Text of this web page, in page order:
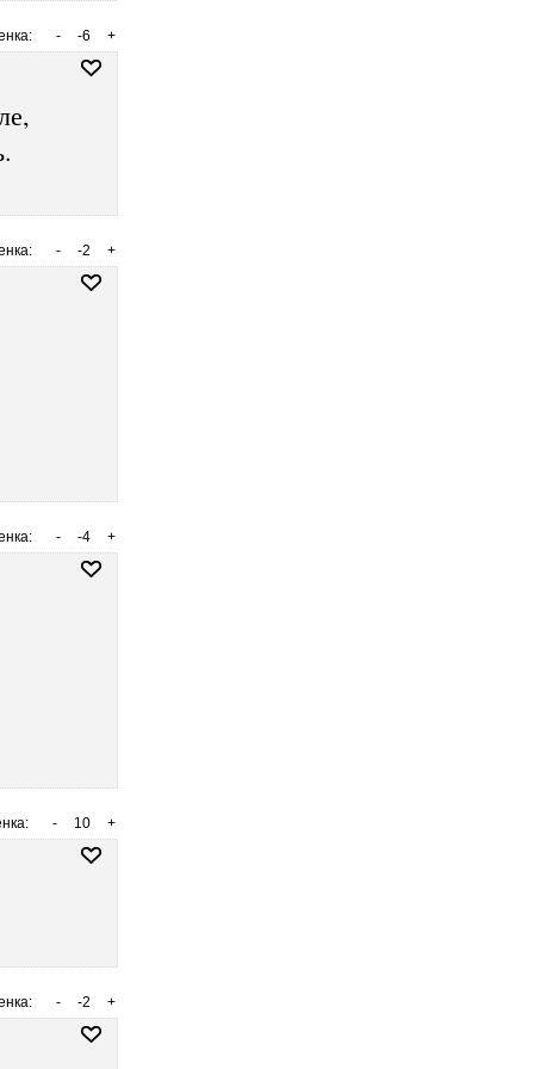
+
-6
-
+
-2
-
+
-4
-
+
10
-
+
-2
-